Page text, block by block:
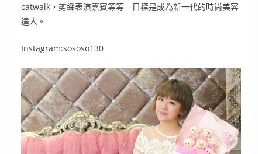
catwalk，剪綵表演嘉賓等等。目標是成為新一代的時尚美容
達人。
Instagram:sososo130